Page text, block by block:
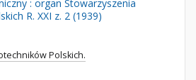
: organ Stowarzyszenia
R. XXI z. 2 (1939)
Polskich.